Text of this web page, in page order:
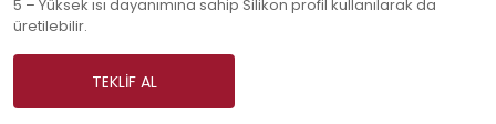
5 – Yüksek ısı dayanımına sahip Silikon profil kullanılarak da
üretilebilir.
TEKLIF AL